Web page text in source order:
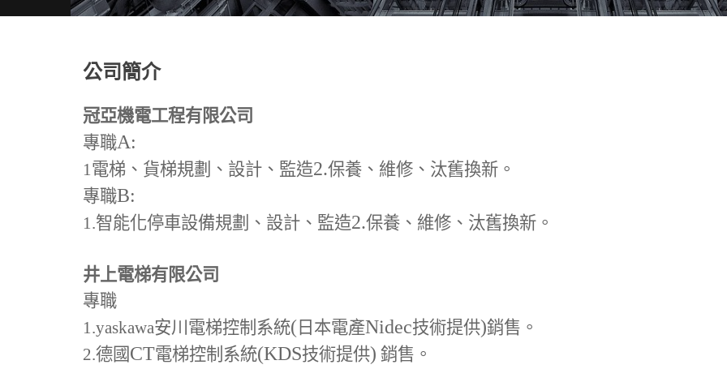
公司簡介
冠亞機電工程有限公司
專職A:
1電梯、貨梯規劃、設計、監造2.保養、維修、汰舊換新。
專職B:
1.智能化停車設備規劃、設計、監造2.保養、維修、汰舊換新。
井上電梯有限公司
專職
1.yaskawa安川電梯控制系統( 日本電產Nidec技術提供)銷售。
2.德國 CT電梯控制系統(KDS技術提供) 銷售。